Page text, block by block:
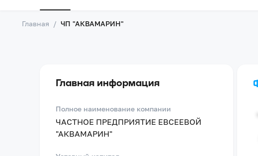
Главная / ЧП "АКВАМАРИН"
Главная информация
Полное наименование компании
ЧАСТНОЕ ПРЕДПРИЯТИЕ ЕВСЕЕВОЙ
"АКВАМАРИН"